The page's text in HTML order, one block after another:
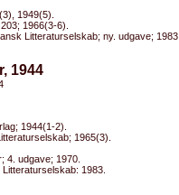
1949(5).
1966(3-6).
Litteraturselskab; ny. udgave; 1983.
1944
1944(1-2).
1965(3).
4. udgave; 1970.
1983.